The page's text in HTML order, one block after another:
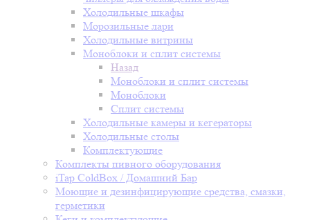
Холодильные шкафы
Морозильные лари
Холодильные витрины
Моноблоки и сплит системы
Назад
Моноблоки и сплит системы
Моноблоки
Сплит системы
Холодильные камеры и кегераторы
Холодильные столы
Комплектующие
Комплекты пивного оборудования
iTap ColdBox / Домашний Бар
Моющие и дезинфицирующие средства, смазки,
герметики